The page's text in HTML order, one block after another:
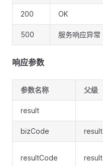
200 OK
500 服务响应异常
响应参数
参数名称 父级
result
bizCode result
resultCode result